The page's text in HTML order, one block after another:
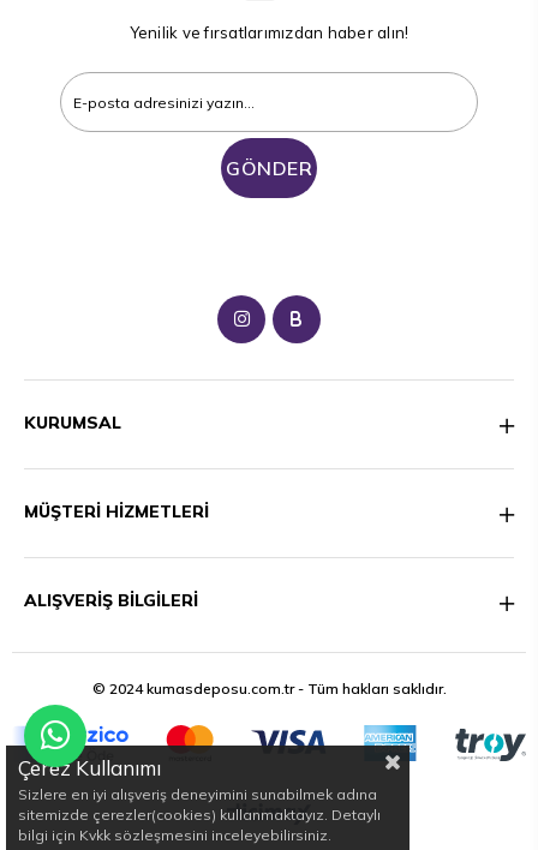
Yenilik ve fırsatlarımızdan haber alın!
GÖNDER
B
KURUMSAL
MÜŞTERİ HİZMETLERİ
ALIŞVERİŞ BİLGİLERİ
© 2024 kumasdeposu.com.tr - Tüm hakları saklıdır.
Çerez Kullanımı
Sizlere en iyi alışveriş deneyimini sunabilmek adına
sitemizde çerezler(cookies) kullanmaktayız. Detaylı
bilgi için Kvkk sözleşmesini inceleyebilirsiniz.